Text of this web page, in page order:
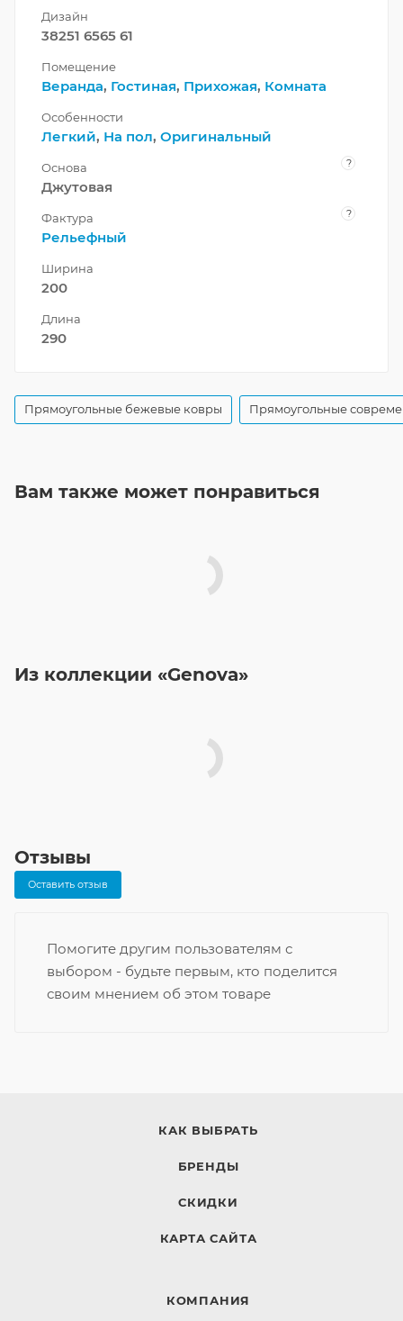
Дизайн
38251 6565 61
Помещение
Веранда, Гостиная, Прихожая, Комната
Особенности
Легкий, На пол, Оригинальный
Основа ?
Джутовая
Фактура ?
Рельефный
Ширина
200
Длина
290
Прямоугольные бежевые ковры Прямоугольные
Вам также может понравиться
Из коллекции «Genova»
Отзывы
Оставить отзыв
Помогите другим пользователям с
выбором - будьте первым, кто поделится
своим мнением об этом товаре
КАК ВЫБРАТЬ
БРЕНДЫ
СКИДКИ
КАРТА САЙТА
КОМПАНИЯ